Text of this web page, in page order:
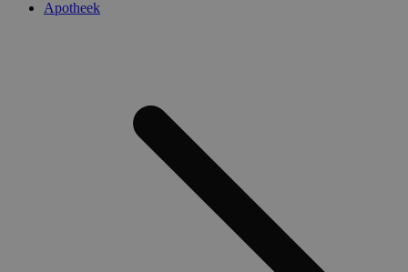
Apotheek